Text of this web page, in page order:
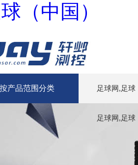
（中国）
按产品范围分类 足球网,足球
足球网,足球